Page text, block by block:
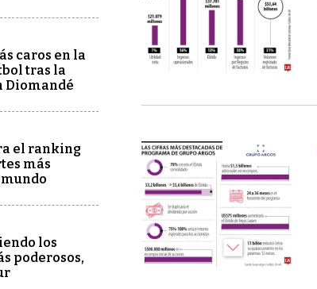
caros en la
tras la
Diomandé
el ranking
más
los
poderosos,